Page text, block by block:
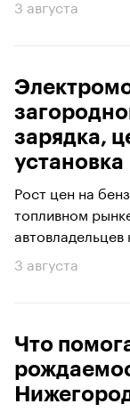
3 августа
зарядка,
установка
Рост цен на
топливном
3 августа
Что